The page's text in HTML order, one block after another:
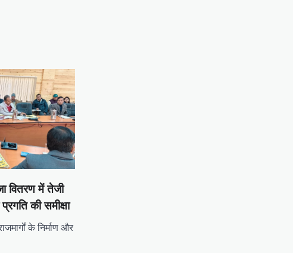
वितरण में तेजी
की समीक्षा
के निर्माण और